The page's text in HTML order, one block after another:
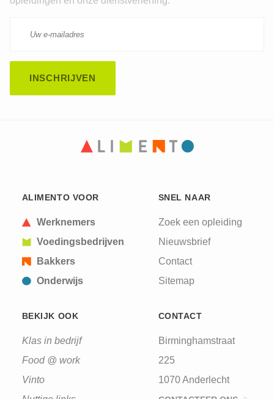
submissions.
ALIMENTO VOOR
Werknemers
Voedingsbedrijven
Bakkers
Onderwijs
SNEL NAAR
Zoek een opleiding
Nieuwsbrief
Contact
Sitemap
BEKIJK OOK
Klas in bedrijf
Food @ work
Vinto
CONTACT
Birminghamstraat
225
1070 Anderlecht